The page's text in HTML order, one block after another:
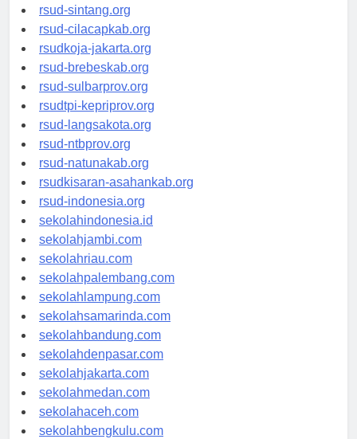
rsud-sintang.org
rsud-cilacapkab.org
rsudkoja-jakarta.org
rsud-brebeskab.org
rsud-sulbarprov.org
rsudtpi-kepriprov.org
rsud-langsakota.org
rsud-ntbprov.org
rsud-natunakab.org
rsudkisaran-asahankab.org
rsud-indonesia.org
sekolahindonesia.id
sekolahjambi.com
sekolahriau.com
sekolahpalembang.com
sekolahlampung.com
sekolahsamarinda.com
sekolahbandung.com
sekolahdenpasar.com
sekolahjakarta.com
sekolahmedan.com
sekolahaceh.com
sekolahbengkulu.com